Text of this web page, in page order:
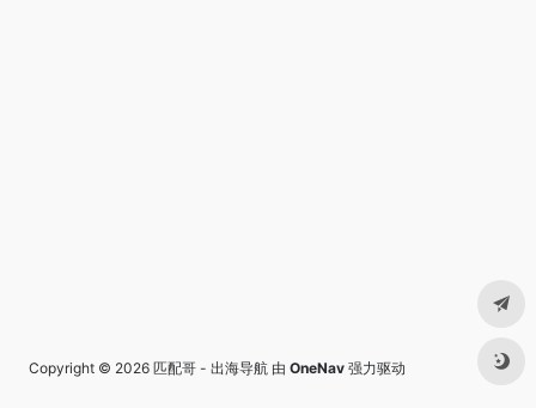
Copyright © 2026 匹配哥 - 出海导航 由 OneNav 强力驱动